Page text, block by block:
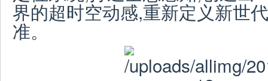
界的超时空动感,重新定义新世
准。